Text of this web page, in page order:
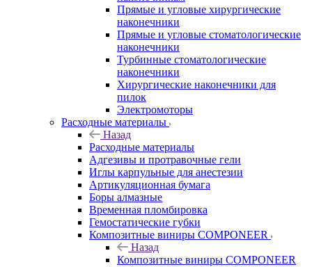
Прямые и угловые хирургические
наконечники
Прямые и угловые стоматологические
наконечники
Турбинные стоматологические
наконечники
Хирургические наконечники для
пилок
Электромоторы
Расходные материалы
Назад
Расходные материалы
Адгезивы и протравочные гели
Иглы карпульные для анестезии
Артикуляционная бумага
Боры алмазные
Временная пломбировка
Гемостатические губки
Композитные виниры COMPONEER
Назад
Композитные виниры COMPONEER